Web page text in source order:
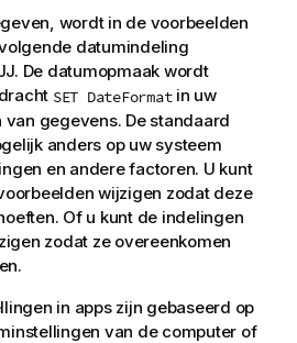
wordt in de voorbeelden
datumindeling
De datumopmaak wordt
SET DateFormatin uw
gegevens. De standaard
anders op uw systeem
en andere factoren. U kunt
wijzigen zodat deze
Of u kunt de indelingen
zodat ze overeenkomen
in apps zijn gebaseerd op
van de computer of